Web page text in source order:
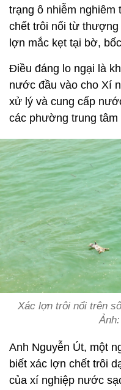
trạng ô nhiễm nghiêm
chết trôi nổi từ
lợn mắc kẹt tại bờ,
Điều đáng lo ngại là
nước đầu vào cho Xí
xử lý và cung cấp
các phường trung tâm
Xác lợn trôi nổi trên
Anh Nguyễn Út, một
biết xác lợn chết trôi
của xí nghiệp nước